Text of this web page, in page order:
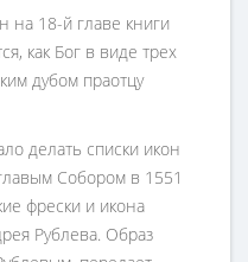
на 18-й главе книги
как Бог в виде трех
дубом праотцу
делать списки икон
Собором в 1551
фрески и икона
Рублева. Образ